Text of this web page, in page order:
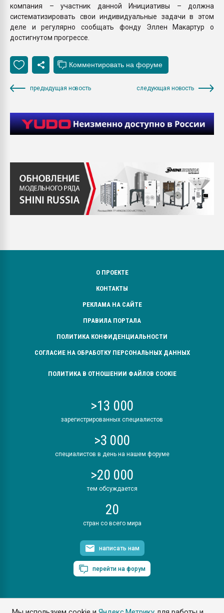
компания – участник данной Инициативы – должна
систематизировать свои индивидуальные задачи в этом
деле и регулярно сообщать фонду Эллен Макартур о
достигнутом прогрессе.
предыдущая новость следующая новость
О ПРОЕКТЕ
КОНТАКТЫ
РЕКЛАМА НА САЙТЕ
ПРАВИЛА ПОРТАЛА
ПОЛИТИКА КОНФИДЕНЦИАЛЬНОСТИ
СОГЛАСИЕ НА ОБРАБОТКУ ПЕРСОНАЛЬНЫХ ДАННЫХ
ПОЛИТИКА В ОТНОШЕНИИ ФАЙЛОВ COOKIE
>13 000
зарегистрированных специалистов
>3 000
специалистов в день на нашем форуме
>20 000
тем обсуждается
20
стран со всего мира
написать нам
перейти на форум